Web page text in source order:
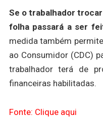
Se o trabalhador
folha passará a ser
medida também
ao Consumidor (CDC)
trabalhador terá de
financeiras habilitadas.
Fonte: Clique aqui